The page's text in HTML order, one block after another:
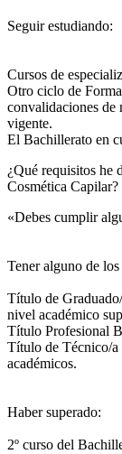
Seguir estudiando:
Cursos de
Otro ciclo de
convalidaciones de
vigente.
El Bachillerato en
¿Qué requisitos he
Cosmética Capilar?
«Debes cumplir
Tener alguno de
Título de
nivel académico
Título Profesional
Título de Técnico/a
académicos.
Haber superado:
2º curso del